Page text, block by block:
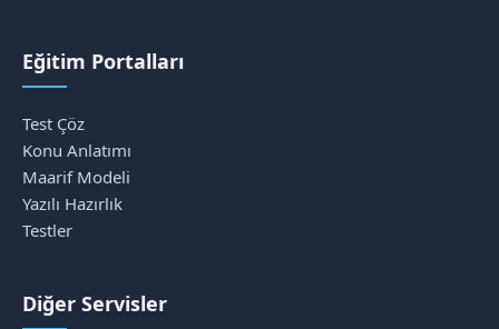
Eğitim Portalları
Test Çöz
Konu Anlatımı
Maarif Modeli
Yazılı Hazırlık
Testler
Diğer Servisler